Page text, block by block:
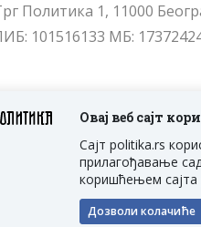
Овај веб сајт
Сајт politika.rs
прилагођавање
коришћењем сајта
Дозволи колачиће
Политика 1, 11000
101516133 МБ:
ПОЛИТИКА НМ Д.О.О.